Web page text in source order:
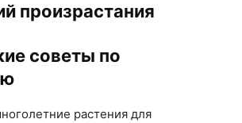
произрастания
советы по
растения для